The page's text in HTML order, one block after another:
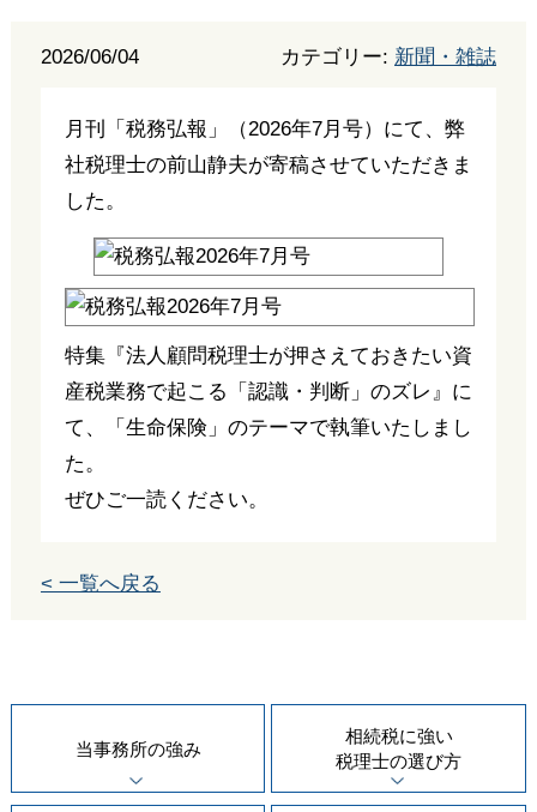
2026/06/04 カテゴリー: 新聞・雑誌
月刊「税務弘報」（2026年7月号）にて、弊
社税理士の前山静夫が寄稿させていただきま
した。
特集『法人顧問税理士が押さえておきたい資
産税業務で起こる「認識・判断」のズレ』に
て、「生命保険」のテーマで執筆いたしまし
た。
ぜひご一読ください。
< 一覧へ戻る
当事務所の強み
相続税に強い
税理士の選び方